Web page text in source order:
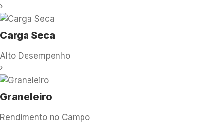
›
Carga Seca
Alto Desempenho
›
Graneleiro
Rendimento no Campo